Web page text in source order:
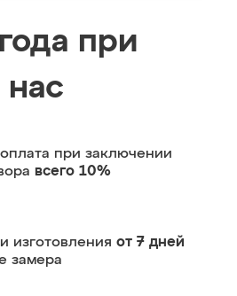
при
нас
при заключении
всего 10%
изготовления от 7 дней
замера